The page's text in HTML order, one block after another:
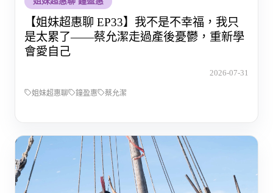
【姐妹超惠聊 EP33】我不是不幸福，我只
是太累了——蔡允潔走過產後憂鬱，重新學
會愛自己
2026-07-31
姐妹超惠聊 鐘盈惠 蔡允潔